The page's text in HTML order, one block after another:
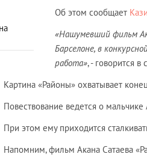
Об этом сообщает
«Нашумевший фильм
Барселоне, в
работа», - говорится
Картина «Районы» охватывает
Повествование ведется о
При этом ему приходится
Напомним, фильм Акана Сатаева